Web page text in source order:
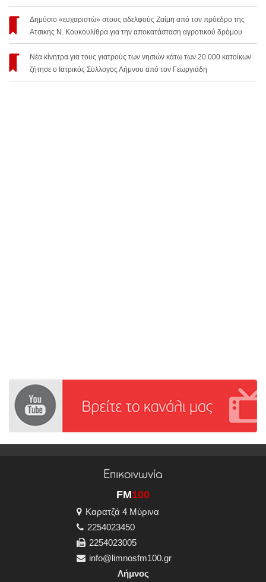
Δημόσιο «ευχαριστώ» στους αδελφούς Ζαΐμη από τον πρόεδρο της
Ατσικής Ν. Κουκουλίθρα για την αποκατάσταση αγροτικού δρόμου
Νέα κίνητρα για τους γιατρούς των νησιών κάτω των 20.000 κατοίκων
ζήτησε ο Ιατρικός Σύλλογος Λήμνου από τον Γεωργιάδη
Επικοινωνία
FM100
Καρατζά 4 Μύρινα
2254023450
2254023005
info@limnosfm100.gr
Λήμνος